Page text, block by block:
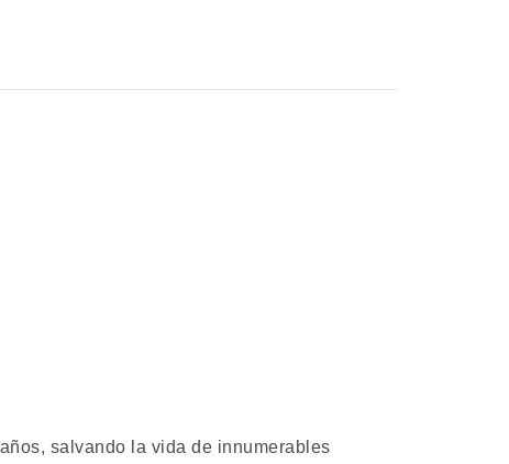
salvando la vida de innumerables